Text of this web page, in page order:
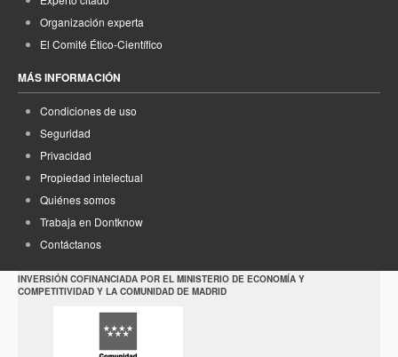
Organización experta
El Comité Ético-Científico
MÁS INFORMACIÓN
Condiciones de uso
Seguridad
Privacidad
Propiedad intelectual
Quiénes somos
Trabaja en Dontknow
Contáctanos
INVERSIÓN COFINANCIADA POR EL MINISTERIO DE ECONOMÍA Y
COMPETITIVIDAD Y LA COMUNIDAD DE MADRID